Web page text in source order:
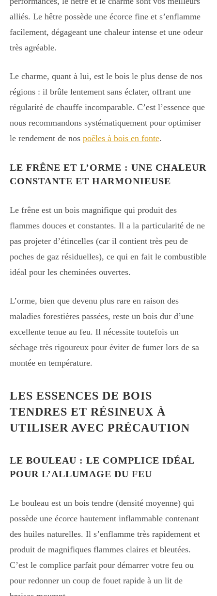
alliés. Le hêtre possède une écorce fine et s’enflamme
facilement, dégageant une chaleur intense et une odeur
très agréable.
Le charme, quant à lui, est le bois le plus dense de nos
régions : il brûle lentement sans éclater, offrant une
régularité de chauffe incomparable. C’est l’essence que
nous recommandons systématiquement pour optimiser
le rendement de nos poêles à bois en fonte.
LE FRÊNE ET L’ORME : UNE CHALEUR
CONSTANTE ET HARMONIEUSE
Le frêne est un bois magnifique qui produit des
flammes douces et constantes. Il a la particularité de ne
pas projeter d’étincelles (car il contient très peu de
poches de gaz résiduelles), ce qui en fait le combustible
idéal pour les cheminées ouvertes.
L’orme, bien que devenu plus rare en raison des
maladies forestières passées, reste un bois dur d’une
excellente tenue au feu. Il nécessite toutefois un
séchage très rigoureux pour éviter de fumer lors de sa
montée en température.
LES ESSENCES DE BOIS
TENDRES ET RÉSINEUX À
UTILISER AVEC PRÉCAUTION
LE BOULEAU : LE COMPLICE IDÉAL
POUR L’ALLUMAGE DU FEU
Le bouleau est un bois tendre (densité moyenne) qui
possède une écorce hautement inflammable contenant
des huiles naturelles. Il s’enflamme très rapidement et
produit de magnifiques flammes claires et bleutées.
C’est le complice parfait pour démarrer votre feu ou
pour redonner un coup de fouet rapide à un lit de